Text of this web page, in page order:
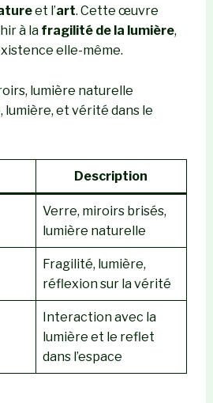
et l’art. Cette œuvre
à la fragilité de la lumière,
elle-même.
lumière naturelle
lumière, et vérité dans le
Description
Verre, miroirs brisés,
lumière naturelle
Fragilité, lumière,
réflexion sur la vérité
Interaction avec la
lumière et le reflet
dans l’espace